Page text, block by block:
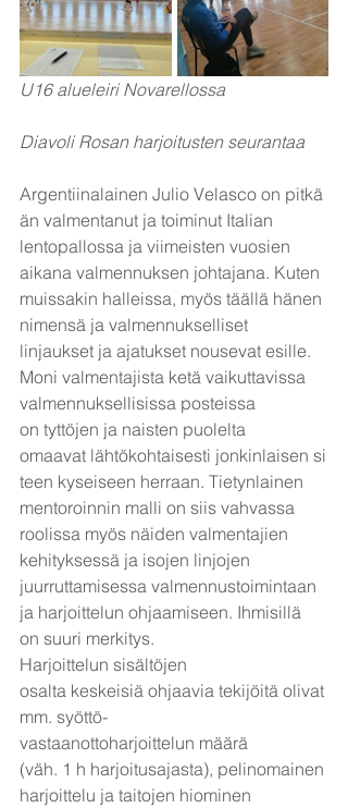
U16 alueleiri Novarellossa
Diavoli Rosan harjoitusten seurantaa
Argentiinalainen Julio Velasco on pitkä
än valmentanut ja toiminut Italian
lentopallossa ja viimeisten vuosien
aikana valmennuksen johtajana. Kuten
muissakin halleissa, myös täällä hänen
nimensä ja valmennukselliset
linjaukset ja ajatukset nousevat esille.
Moni valmentajista ketä vaikuttavissa
valmennuksellisissa posteissa
on tyttöjen ja naisten puolelta
omaavat lähtökohtaisesti jonkinlaisen si
teen kyseiseen herraan. Tietynlainen
mentoroinnin malli on siis vahvassa
roolissa myös näiden valmentajien
kehityksessä ja isojen linjojen
juurruttamisessa valmennustoimintaan
ja harjoittelun ohjaamiseen. Ihmisillä
on suuri merkitys.
Harjoittelun sisältöjen
osalta keskeisiä ohjaavia tekijöitä olivat
mm. syöttö-
vastaanottoharjoittelun määrä
(väh. 1 h harjoitusajasta), pelinomainen
harjoittelu ja taitojen hiominen